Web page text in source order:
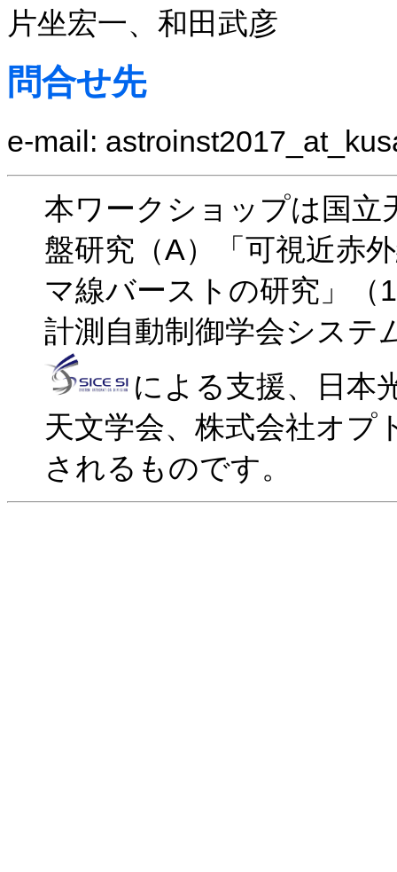
片坐宏一、和田武彦
問合せ先
e-mail:
本ワークショップは国立
盤研究（A）「可視近赤
マ線バーストの研究」（
計測自動制御学会システ
による支援、日本
天文学会、株式会社オプ
されるものです。